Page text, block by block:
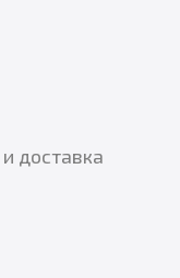
доставка